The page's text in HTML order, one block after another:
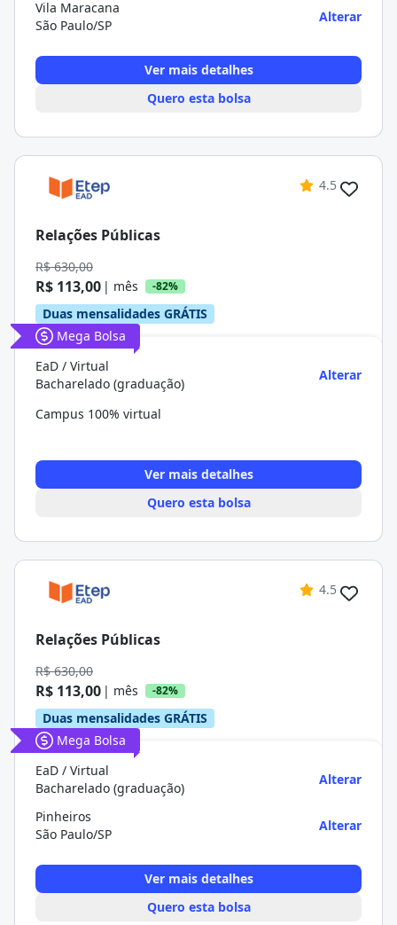
Vila Maracana
São Paulo/SP
Alterar
Ver mais detalhes
Quero esta bolsa
4.5
Relações Públicas
R$ 630,00
R$ 113,00 | mês -82%
Duas mensalidades GRÁTIS
Mega Bolsa
EaD / Virtual
Bacharelado (graduação)
Alterar
Campus 100% virtual
Ver mais detalhes
Quero esta bolsa
4.5
Relações Públicas
R$ 630,00
R$ 113,00 | mês -82%
Duas mensalidades GRÁTIS
Mega Bolsa
EaD / Virtual
Bacharelado (graduação)
Alterar
Pinheiros
São Paulo/SP
Alterar
Ver mais detalhes
Quero esta bolsa